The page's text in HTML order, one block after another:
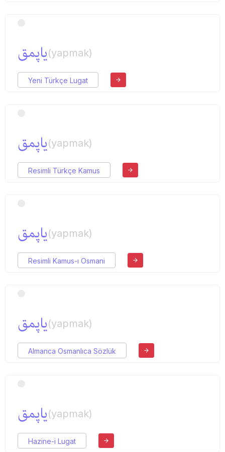
یاپمق(yapmak)
Yeni Türkçe Lugat
یاپمق(yapmak)
Resimli Türkçe Kamus
یاپمق(yapmak)
Resimli Kamus-ı Osmani
یاپمق(yapmak)
Almanca Osmanlıca Sözlük
یاپمق(yapmak)
Hazine-i Lugat